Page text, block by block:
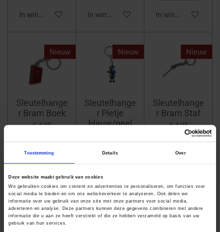
Toestemming Details Over
Deze website maakt gebruik van cookies
We gebruiken cookies om content en advertenties te personaliseren, om functies voor
social media te bieden en om ons websiteverkeer te analyseren. Ook delen we
informatie over uw gebruik van onze site met onze partners voor social media,
adverteren en analyse. Deze partners kunnen deze gegevens combineren met andere
informatie die u aan ze heeft verstrekt of die ze hebben verzameld op basis van uw
gebruik van hun services.
In winkelwagen In winkelwagen In winkelwagen
Nieuw
Sleutelhange
r Bram Boek
€ 4,95
In winkelwagen
Nieuw
Sleutelhange
r Pietje
blauw/geel
Nieuw
Sleutelhange
r Bram Staf
€ 4,95
Nieuw Nieuw Nieuw